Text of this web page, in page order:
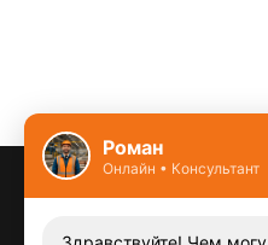
Роман
Онлайн • Консультант